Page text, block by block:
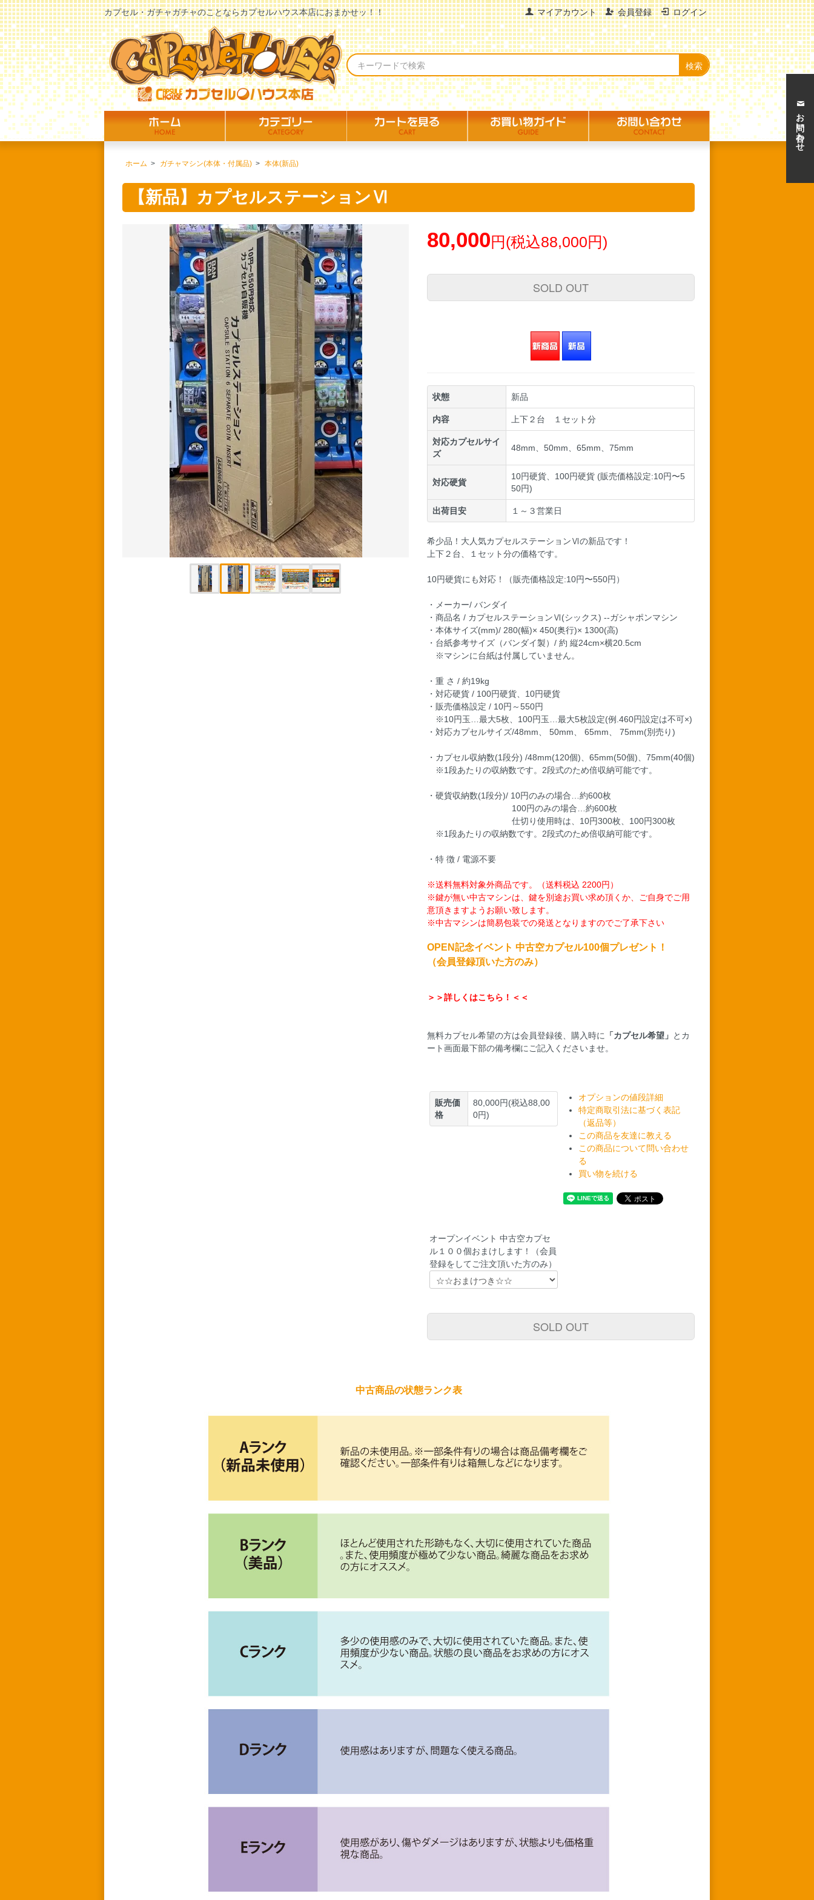
カプセル・ガチャガチャのことならカプセルハウス本店におまかせッ！！ マイアカウント 会員登録 ログイン
ホーム > ガチャマシン(本体・付属品) > 本体(新品)
【新品】カプセルステーションⅥ
80,000円(税込88,000円)
SOLD OUT
状態 新品
内容 上下２台 １セット分
対応カプセルサイ
ズ
48mm、50mm、65mm、75mm
対応硬貨
10円硬貨、100円硬貨(販売価格設定:10円〜5
50円)
出荷目安 １～３営業日
希少品！大人気カプセルステーションⅥの新品です！
上下２台、１セット分の価格です。
10円硬貨にも対応！（販売価格設定:10円〜550円）
・メーカー/ バンダイ
・商品名 / カプセルステーションⅥ(シックス) --ガシャポンマシン
・本体サイズ(mm)/ 280(幅)× 450(奥行)× 1300(高)
・台紙参考サイズ（バンダイ製）/ 約 縦24cm×横20.5cm
※マシンに台紙は付属していません。
・重 さ / 約19kg
・対応硬貨 / 100円硬貨、10円硬貨
・販売価格設定 / 10円～550円
※10円玉…最大5枚、100円玉…最大5枚設定(例.460円設定は不可×)
・対応カプセルサイズ/48mm、 50mm、 65mm、 75mm(別売り)
・カプセル収納数(1段分) /48mm(120個)、65mm(50個)、75mm(40個)
※1段あたりの収納数です。2段式のため倍収納可能です。
・硬貨収納数(1段分)/ 10円のみの場合…約600枚
100円のみの場合…約600枚
仕切り使用時は、10円300枚、100円300枚
※1段あたりの収納数です。2段式のため倍収納可能です。
・特 徴 / 電源不要
※送料無料対象外商品です。（送料税込 2200円）
※鍵が無い中古マシンは、鍵を別途お買い求め頂くか、ご自身でご用
意頂きますようお願い致します。
※中古マシンは簡易包装での発送となりますのでご了承下さい
OPEN記念イベント 中古空カプセル100個プレゼント！
（会員登録頂いた方のみ）
＞＞詳しくはこちら！＜＜
無料カプセル希望の方は会員登録後、購入時に 「カプセル希望」 とカ
ート画面最下部の備考欄にご記入くださいませ。
販売価
格
80,000円(税込88,00
0円)
オプションの値段詳細
特定商取引法に基づく表記
（返品等）
この商品を友達に教える
この商品について問い合わせ
る
買い物を続ける
オープンイベント 中古空カプセ
ル１００個おまけします！（会員
登録をしてご注文頂いた方のみ）
SOLD OUT
中古商品の状態ランク表
お問い合わせ